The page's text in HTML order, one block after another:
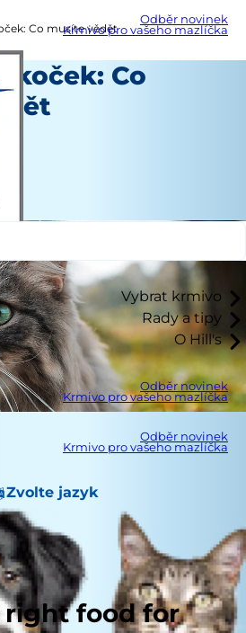
Odběr novinek
Krmivo pro vašeho mazlíčka
Vybrat krmivo
Rady a tipy
O Hill's
Odběr novinek
Krmivo pro vašeho mazlíčka
Odběr novinek
Krmivo pro vašeho mazlíčka
Zvolte jazyk
food for
Co musíte vědět
koček: Co